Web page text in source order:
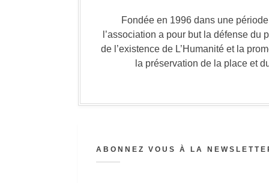
Fondée en 1996 dans une
l’association a pour but la défense
de l’existence de L’Humanité et la
la préservation de la place et
ABONNEZ VOUS À LA